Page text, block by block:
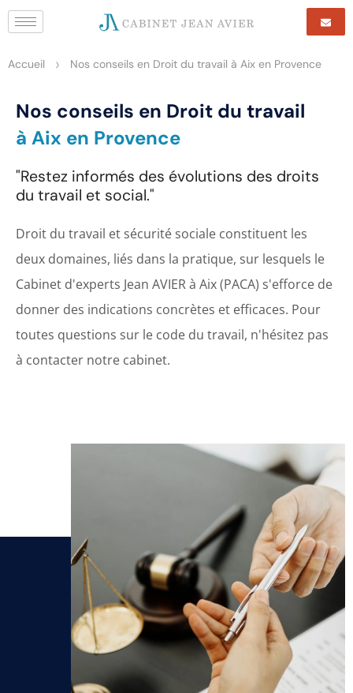
Accueil > Nos conseils en Droit du travail à Aix en Provence
Nos conseils en Droit du travail
à Aix en Provence
"Restez informés des évolutions des droits
du travail et social."
Droit du travail et sécurité sociale constituent les
deux domaines, liés dans la pratique, sur lesquels le
Cabinet d'experts Jean AVIER à Aix (PACA) s'efforce de
donner des indications concrètes et efficaces. Pour
toutes questions sur le code du travail, n'hésitez pas
à contacter notre cabinet.